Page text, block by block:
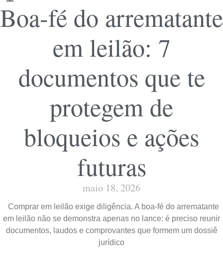
Boa-fé do arrematante
em leilão: 7
documentos que te
protegem de
bloqueios e ações
futuras
maio 18, 2026
Comprar em leilão exige diligência. A boa-fé do arrematante
em leilão não se demonstra apenas no lance: é preciso reunir
documentos, laudos e comprovantes que formem um dossiê
jurídico